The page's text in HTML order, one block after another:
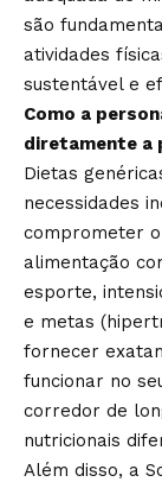
são
atividades
sustentável e
Como a
diretamente a
Dietas
necessidades
comprometer
alimentação
esporte,
e metas
fornecer
funcionar no
corredor de
nutricionais
Além disso, a